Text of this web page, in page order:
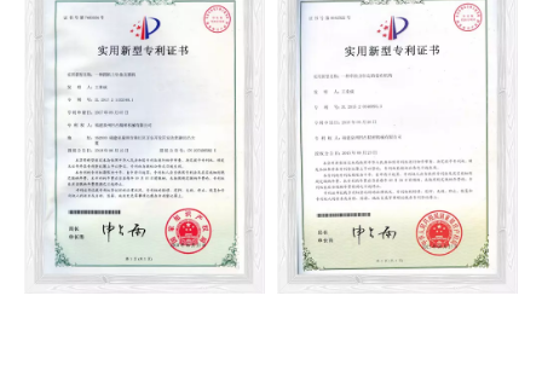
Cuộn vải với kim treo (mô
hình tiện ích)
Cuộn vải với kim treo (mô
hình tiện ích)